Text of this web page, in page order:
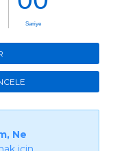
Ne